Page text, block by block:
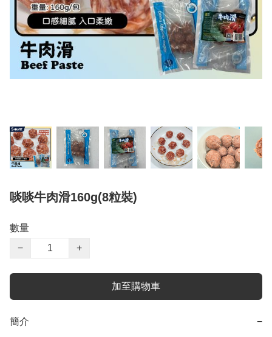
啖啖牛肉滑160g(8粒裝)
數量
−
+
加至購物車
簡介 −